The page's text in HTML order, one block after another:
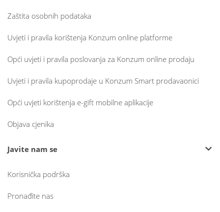
Zaštita osobnih podataka
Uvjeti i pravila korištenja Konzum online platforme
Opći uvjeti i pravila poslovanja za Konzum online prodaju
Uvjeti i pravila kupoprodaje u Konzum Smart prodavaonici
Opći uvjeti korištenja e-gift mobilne aplikacije
Objava cjenika
Javite nam se
Korisnička podrška
Pronađite nas